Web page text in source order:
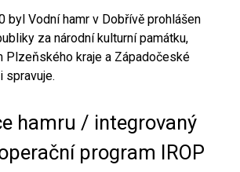
byl Vodní hamr v Dobřívě prohlášen
za národní kulturní památku,
Plzeňského kraje a Západočeské
spravuje.
hamru / integrovaný
program IROP